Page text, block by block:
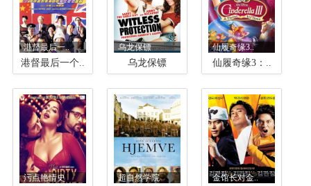
港督最后一..
港督最后一个..
乌龙保镖
乌龙保镖
仙履奇缘3..
仙履奇缘3：..
污点艳情史 超自然学院 金馆长对金..